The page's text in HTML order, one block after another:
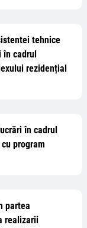
tehnice
în cadrul
rezidențial
în cadrul
program
partea
realizarii